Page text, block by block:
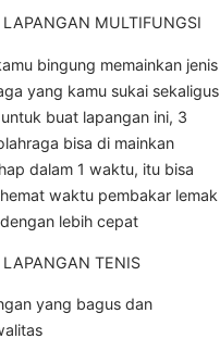
LAPANGAN MULTIFUNGSI
bingung memainkan jenis
yang kamu sukai sekaligus
buat lapangan ini, 3
bisa di mainkan
dalam 1 waktu, itu bisa
waktu pembakar lemak
lebih cepat
LAPANGAN TENIS
yang bagus dan